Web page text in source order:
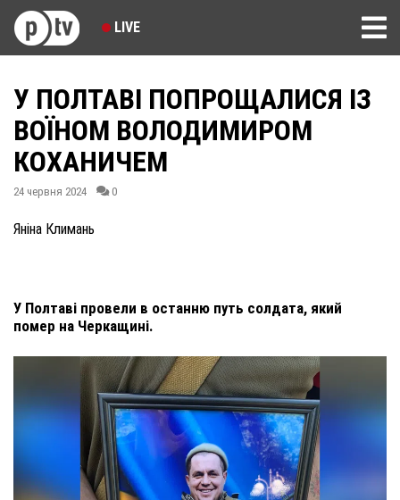
LIVE
У ПОЛТАВІ ПОПРОЩАЛИСЯ ІЗ
ВОЇНОМ ВОЛОДИМИРОМ
КОХАНИЧЕМ
24 червня 2024 0
Яніна Климань
У Полтаві провели в останню путь солдата, який
помер на Черкащині.